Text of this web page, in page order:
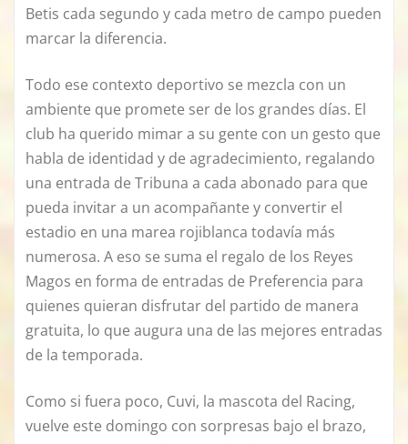
Betis cada segundo y cada metro de campo pueden
marcar la diferencia.
Todo ese contexto deportivo se mezcla con un
ambiente que promete ser de los grandes días. El
club ha querido mimar a su gente con un gesto que
habla de identidad y de agradecimiento, regalando
una entrada de Tribuna a cada abonado para que
pueda invitar a un acompañante y convertir el
estadio en una marea rojiblanca todavía más
numerosa. A eso se suma el regalo de los Reyes
Magos en forma de entradas de Preferencia para
quienes quieran disfrutar del partido de manera
gratuita, lo que augura una de las mejores entradas
de la temporada.
Como si fuera poco, Cuvi, la mascota del Racing,
vuelve este domingo con sorpresas bajo el brazo,